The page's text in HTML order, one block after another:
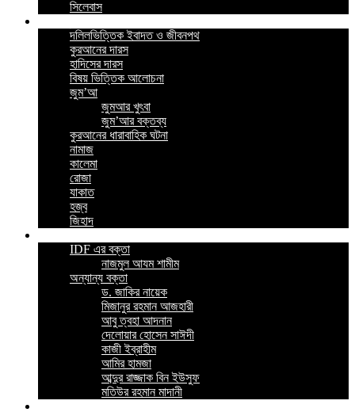
সিলেবাস
দলিলভিত্তিক ইবাদত ও জীবনপথ
কুরআনের দারস
হাদিসের দারস
বিষয় ভিত্তিক আলোচনা
জুম’আ
জুমআর খুৎবা
জুম’আর বক্তব্য
কুরআনের ধারাবাহিক ঘটনা
নামাজ
কালেমা
রোজা
যাকাত
হজ্ব
জিহাদ
IDF এর বক্তা
নাজমুল আযম শামীম
অন্যান্য বক্তা
ড. জাকির নায়েক
মিজানুর রহমান আজহারী
আবু ত্বহা আদনান
দেলোয়ার হোসেন সাঈদী
কাজী ইব্রাহীম
আমির হামজা
আব্দুর রাজ্জাক বিন ইউসুফ
মতিউর রহমান মাদানী